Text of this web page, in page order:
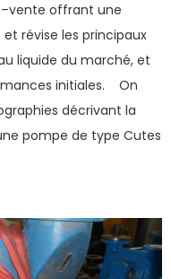
offrant une
révise les principaux
liquide du marché, et
initiales. On
décrivant la
pompe de type Cutes